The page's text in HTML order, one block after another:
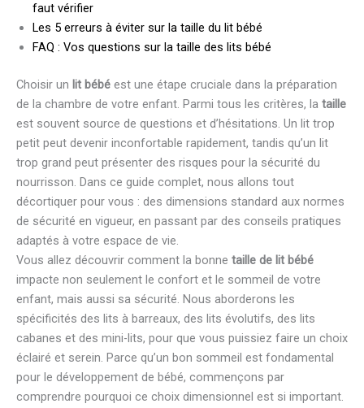
faut vérifier
Les 5 erreurs à éviter sur la taille du lit bébé
FAQ : Vos questions sur la taille des lits bébé
Choisir un lit bébé est une étape cruciale dans la préparation
de la chambre de votre enfant. Parmi tous les critères, la taille
est souvent source de questions et d’hésitations. Un lit trop
petit peut devenir inconfortable rapidement, tandis qu’un lit
trop grand peut présenter des risques pour la sécurité du
nourrisson. Dans ce guide complet, nous allons tout
décortiquer pour vous : des dimensions standard aux normes
de sécurité en vigueur, en passant par des conseils pratiques
adaptés à votre espace de vie.
Vous allez découvrir comment la bonne taille de lit bébé
impacte non seulement le confort et le sommeil de votre
enfant, mais aussi sa sécurité. Nous aborderons les
spécificités des lits à barreaux, des lits évolutifs, des lits
cabanes et des mini-lits, pour que vous puissiez faire un choix
éclairé et serein. Parce qu’un bon sommeil est fondamental
pour le développement de bébé, commençons par
comprendre pourquoi ce choix dimensionnel est si important.